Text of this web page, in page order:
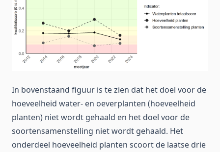
In bovenstaand figuur is te zien dat het doel voor de
hoeveelheid water- en oeverplanten (hoeveelheid
planten) niet wordt gehaald en het doel voor de
soortensamenstelling niet wordt gehaald. Het
onderdeel hoeveelheid planten scoort de laatse drie